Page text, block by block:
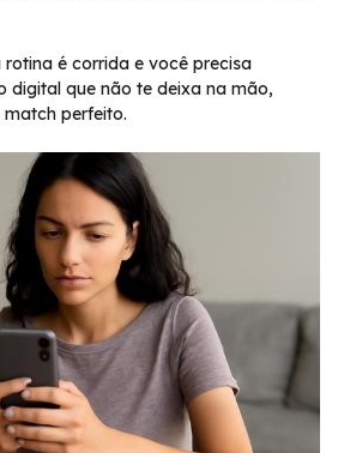
rotina é corrida e você precisa
digital que não te deixa na mão,
perfeito.